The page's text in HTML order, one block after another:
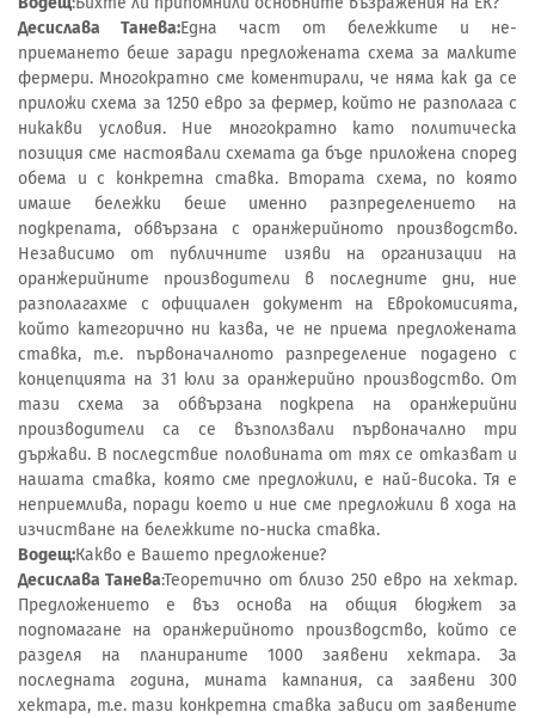
Десислава Танева:Една част от бележките и не-
приемането беше заради предложената схема за малките
фермери. Многократно сме коментирали, че няма как да се
приложи схема за 1250 евро за фермер, който не разполага с
никакви условия. Ние многократно като политическа
позиция сме настоявали схемата да бъде приложена според
обема и с конкретна ставка. Втората схема, по която
имаше бележки беше именно разпределението на
подкрепата, обвързана с оранжерийното производство.
Независимо от публичните изяви на организации на
оранжерийните производители в последните дни, ние
разполагахме с официален документ на Еврокомисията,
който категорично ни казва, че не приема предложената
ставка, т.е. първоначалното разпределение подадено с
концепцията на 31 юли за оранжерийно производство. От
тази схема за обвързана подкрепа на оранжерийни
производители са се възползвали първоначално три
държави. В последствие половината от тях се отказват и
нашата ставка, която сме предложили, е най-висока. Тя е
неприемлива, поради което и ние сме предложили в хода на
изчистване на бележките по-ниска ставка.
Водещ:Какво е Вашето предложение?
Десислава Танева:Теоретично от близо 250 евро на хектар.
Предложението е въз основа на общия бюджет за
подпомагане на оранжерийното производство, който се
разделя на планираните 1000 заявени хектара. За
последната година, мината кампания, са заявени 300
хектара, т.е. тази конкретна ставка зависи от заявените